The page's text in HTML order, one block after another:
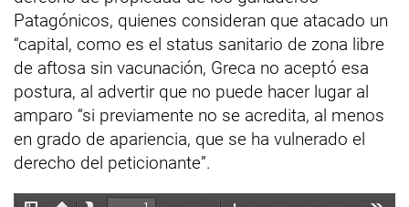
Patagónicos, quienes consideran que atacado un
“capital, como es el status sanitario de zona libre
de aftosa sin vacunación, Greca no aceptó esa
postura, al advertir que no puede hacer lugar al
amparo “si previamente no se acredita, al menos
en grado de apariencia, que se ha vulnerado el
derecho del peticionante”.